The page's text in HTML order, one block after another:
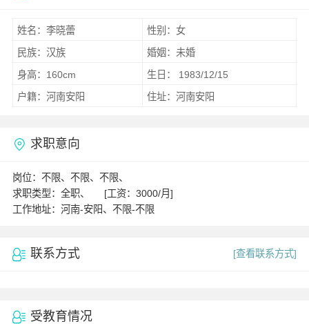
姓名：李晓蕾
性别：女
民族：汉族
婚姻：未婚
身高：160cm
生日： 1983/12/15
户籍：河南安阳
住址：河南安阳
求职意向
岗位：不限、不限、不限、
求职类型：全职、 [工资：3000/月]
工作地址：河南-安阳、不限-不限
联系方式 [查看联系方式]
受教育情况